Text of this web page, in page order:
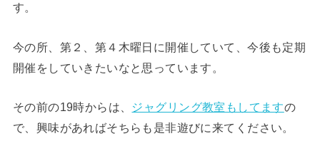
す。
今の所、第２、第４木曜日に開催していて、今後も定期
開催をしていきたいなと思っています。
その前の19時からは、 ジャグリング教室もしてますの
で、興味があればそちらも是非遊びに来てください。